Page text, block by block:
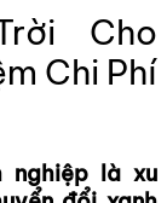
Cho
Chi Phí
nghiệp là xu